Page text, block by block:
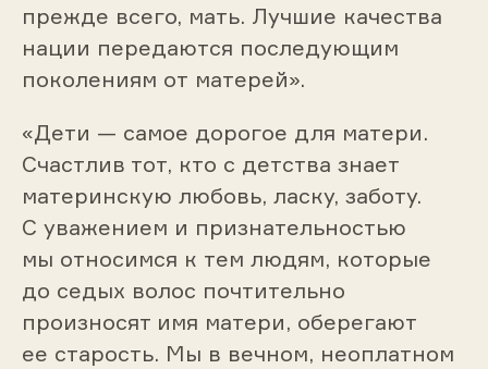
прежде всего, мать. Лучшие качества
нации передаются последующим
поколениям от матерей».
«Дети — самое дорогое для матери.
Счастлив тот, кто с детства знает
материнскую любовь, ласку, заботу.
С уважением и признательностью
мы относимся к тем людям, которые
до седых волос почтительно
произносят имя матери, оберегают
ее старость. Мы в вечном, неоплатном